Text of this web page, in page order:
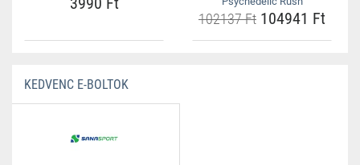
102137 Ft 104941 Ft
KEDVENC E-BOLTOK